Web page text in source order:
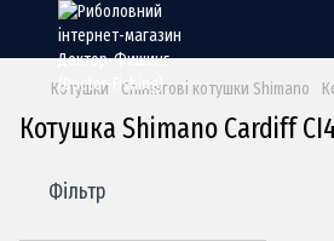
Котушки Спінінгові котушки Shimano
Котушка Shimano Cardiff
Фільтр